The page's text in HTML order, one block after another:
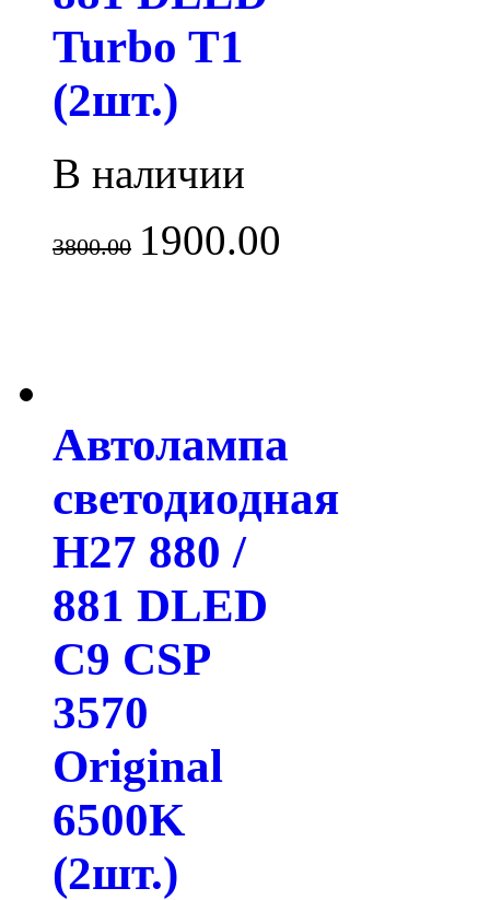
Turbo T1
(2шт.)
В наличии
3800.00 1900.00
Автолампа
светодиодная
H27 880 /
881 DLED
C9 CSP
3570
Original
6500K
(2шт.)